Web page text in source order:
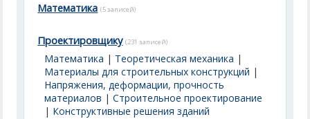
Математика (5 записей)
Проектировщику (231 записей)
Математика | Теоретическая механика |
Материалы для строительных конструкций |
Напряжения, деформации, прочность
материалов |Строительное проектирование
| Конструктивные решения зданий